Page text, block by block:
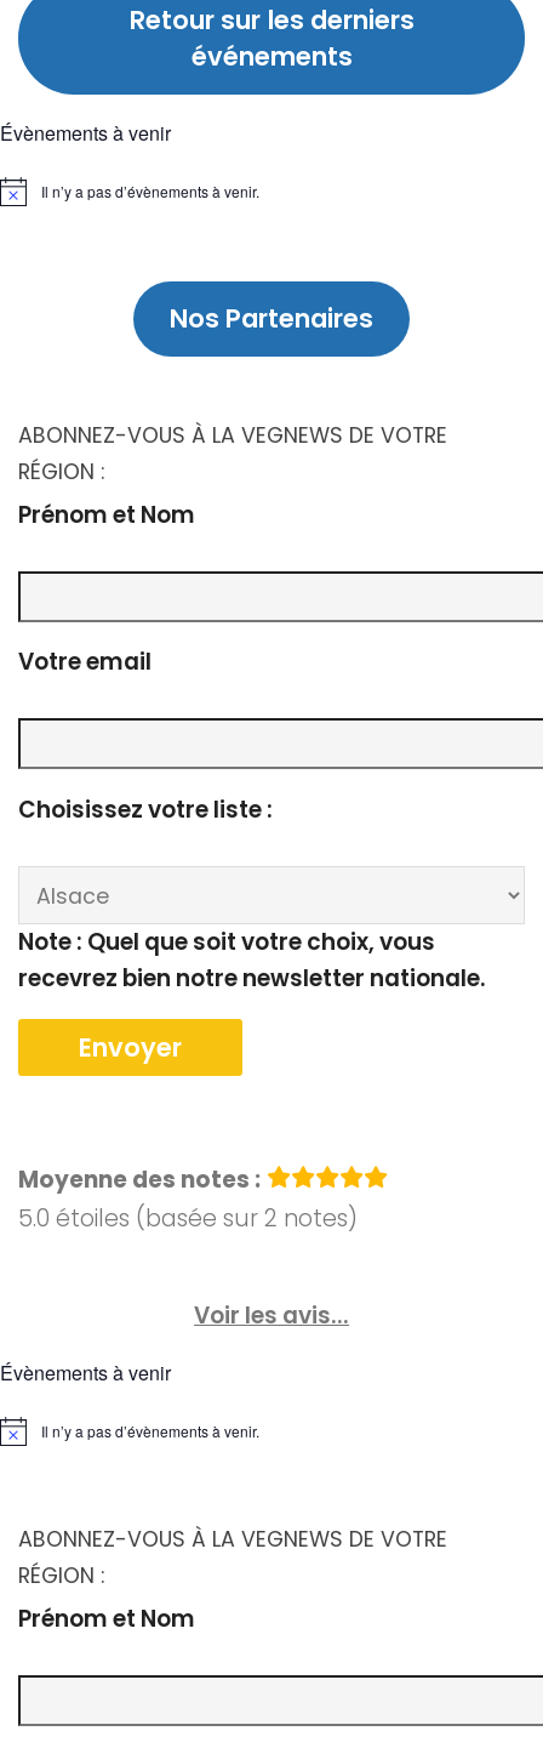
Retour sur les derniers
événements
Évènements à venir
Notice Il n’y a pas d’évènements à venir.
Nos Partenaires
ABONNEZ-VOUS À LA VEGNEWS DE VOTRE
RÉGION :
Prénom et Nom
Votre email
Choisissez votre liste :
Note : Quel que soit votre choix, vous
recevrez bien notre newsletter nationale.
Moyenne des notes :
5.0 étoiles (basée sur 2 notes)
Voir les avis...
Évènements à venir
Notice Il n’y a pas d’évènements à venir.
ABONNEZ-VOUS À LA VEGNEWS DE VOTRE
RÉGION :
Prénom et Nom